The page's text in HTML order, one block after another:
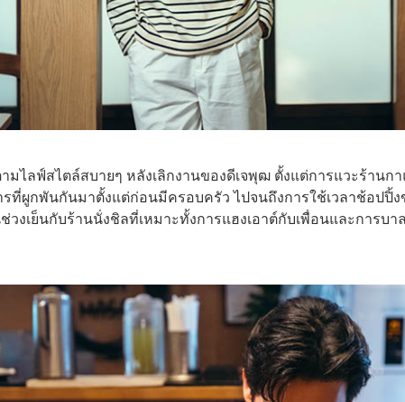
มไลฟ์สไตล์สบายๆ หลังเลิกงานของดีเจพุฒ ตั้งแต่การแวะร้านก
ที่ผูกพันกันมาตั้งแต่ก่อนมีครอบครัว ไปจนถึงการใช้เวลาช้อปปิ้
วงเย็นกับร้านนั่งชิลที่เหมาะทั้งการแฮงเอาต์กับเพื่อนและการ